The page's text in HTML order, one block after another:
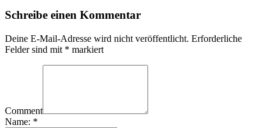
Schreibe einen Kommentar
Deine E-Mail-Adresse wird nicht veröffentlicht. Erforderliche
Felder sind mit * markiert
Comment
Name: *